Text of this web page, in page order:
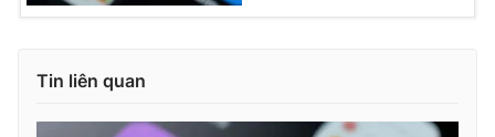
Tin liên quan